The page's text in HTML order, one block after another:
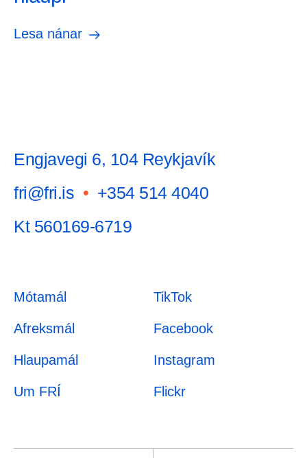
Lesa nánar
Engjavegi 6, 104 Reykjavík
fri@fri.is • +354 514 4040
Kt 560169-6719
Mótamál
Afreksmál
Hlaupamál
Um FRÍ
TikTok
Facebook
Instagram
Flickr